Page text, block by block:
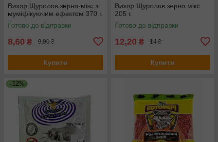
Вихор Щуролов зерно-мікс з
муміфікуючим ефектом 370 г.
Готово до відправки
8,60 ₴ 9,90 ₴
Купити
Вихор Щуролов зерно мікс
205 г.
Готово до відправки
12,20 ₴ 14 ₴
Купити
–12%